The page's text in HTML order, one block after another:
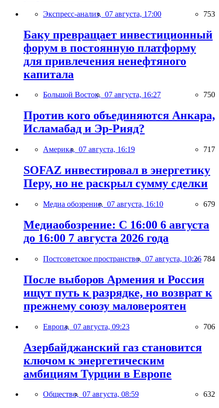
Экспресс-анализ, 07 августа, 17:00 753
Баку превращает инвестиционный
форум в постоянную платформу
для привлечения ненефтяного
капитала
Большой Восток, 07 августа, 16:27 750
Против кого объединяются Анкара,
Исламабад и Эр-Рияд?
Америка, 07 августа, 16:19 717
SOFAZ инвестировал в энергетику
Перу, но не раскрыл сумму сделки
Медиа обозрение, 07 августа, 16:10 679
Медиаобозрение: С 16:00 6 августа
до 16:00 7 августа 2026 года
Постсоветское пространство, 07 августа, 10:26 784
После выборов Армения и Россия
ищут путь к разрядке, но возврат к
прежнему союзу маловероятен
Европа, 07 августа, 09:23 706
Азербайджанский газ становится
ключом к энергетическим
амбициям Турции в Европе
Общество, 07 августа, 08:59 632